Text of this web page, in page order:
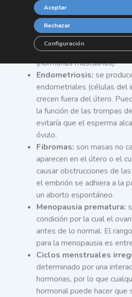
causas de la infertilidad en
Síndrome de Ovarios
afección por la cual los
cantidades anormalmente
(hormonas masculinas).
Endometriosis: se
endometriales (células del
crecen fuera del útero.
la función de las trompas
evitaría que el esperma
óvulo.
Fibromas: son masas no
aparecen en el útero o el
causar obstrucciones de
el embrión se adhiera a la
un aborto espontáneo.
Menopausia prematura:
condición por la cual el
antes de lo normal. El
para la menopausia es
Ciclos menstruales
determinado por una
hormonas, por lo que
hormonal puede hacer que
Aceptar
Rechazar
Configuración